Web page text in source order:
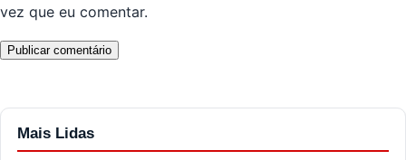
vez que eu comentar.
Mais Lidas